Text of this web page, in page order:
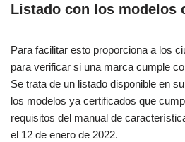
Listado con los modelos
Para facilitar esto proporciona a los
para verificar si una marca cumple
Se trata de un listado disponible en
los modelos ya certificados que
requisitos del manual de
el 12 de enero de 2022.